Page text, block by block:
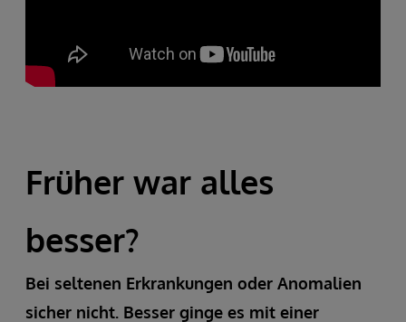
Früher war alles
besser?
Bei seltenen Erkrankungen oder Anomalien
sicher nicht. Besser ginge es mit einer